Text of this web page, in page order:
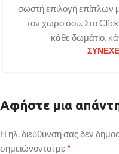
σωστή επιλογή επίπλων
τον χώρο σου. Στο
κάθε δωμάτιο,
Αφήστε μια
Η ηλ. διεύθυνση σας δεν
σημειώνονται με *